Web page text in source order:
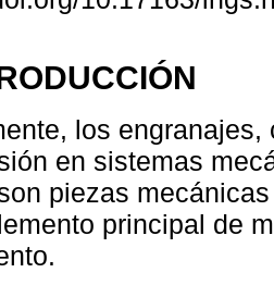
los
en sistemas
piezas
principal de